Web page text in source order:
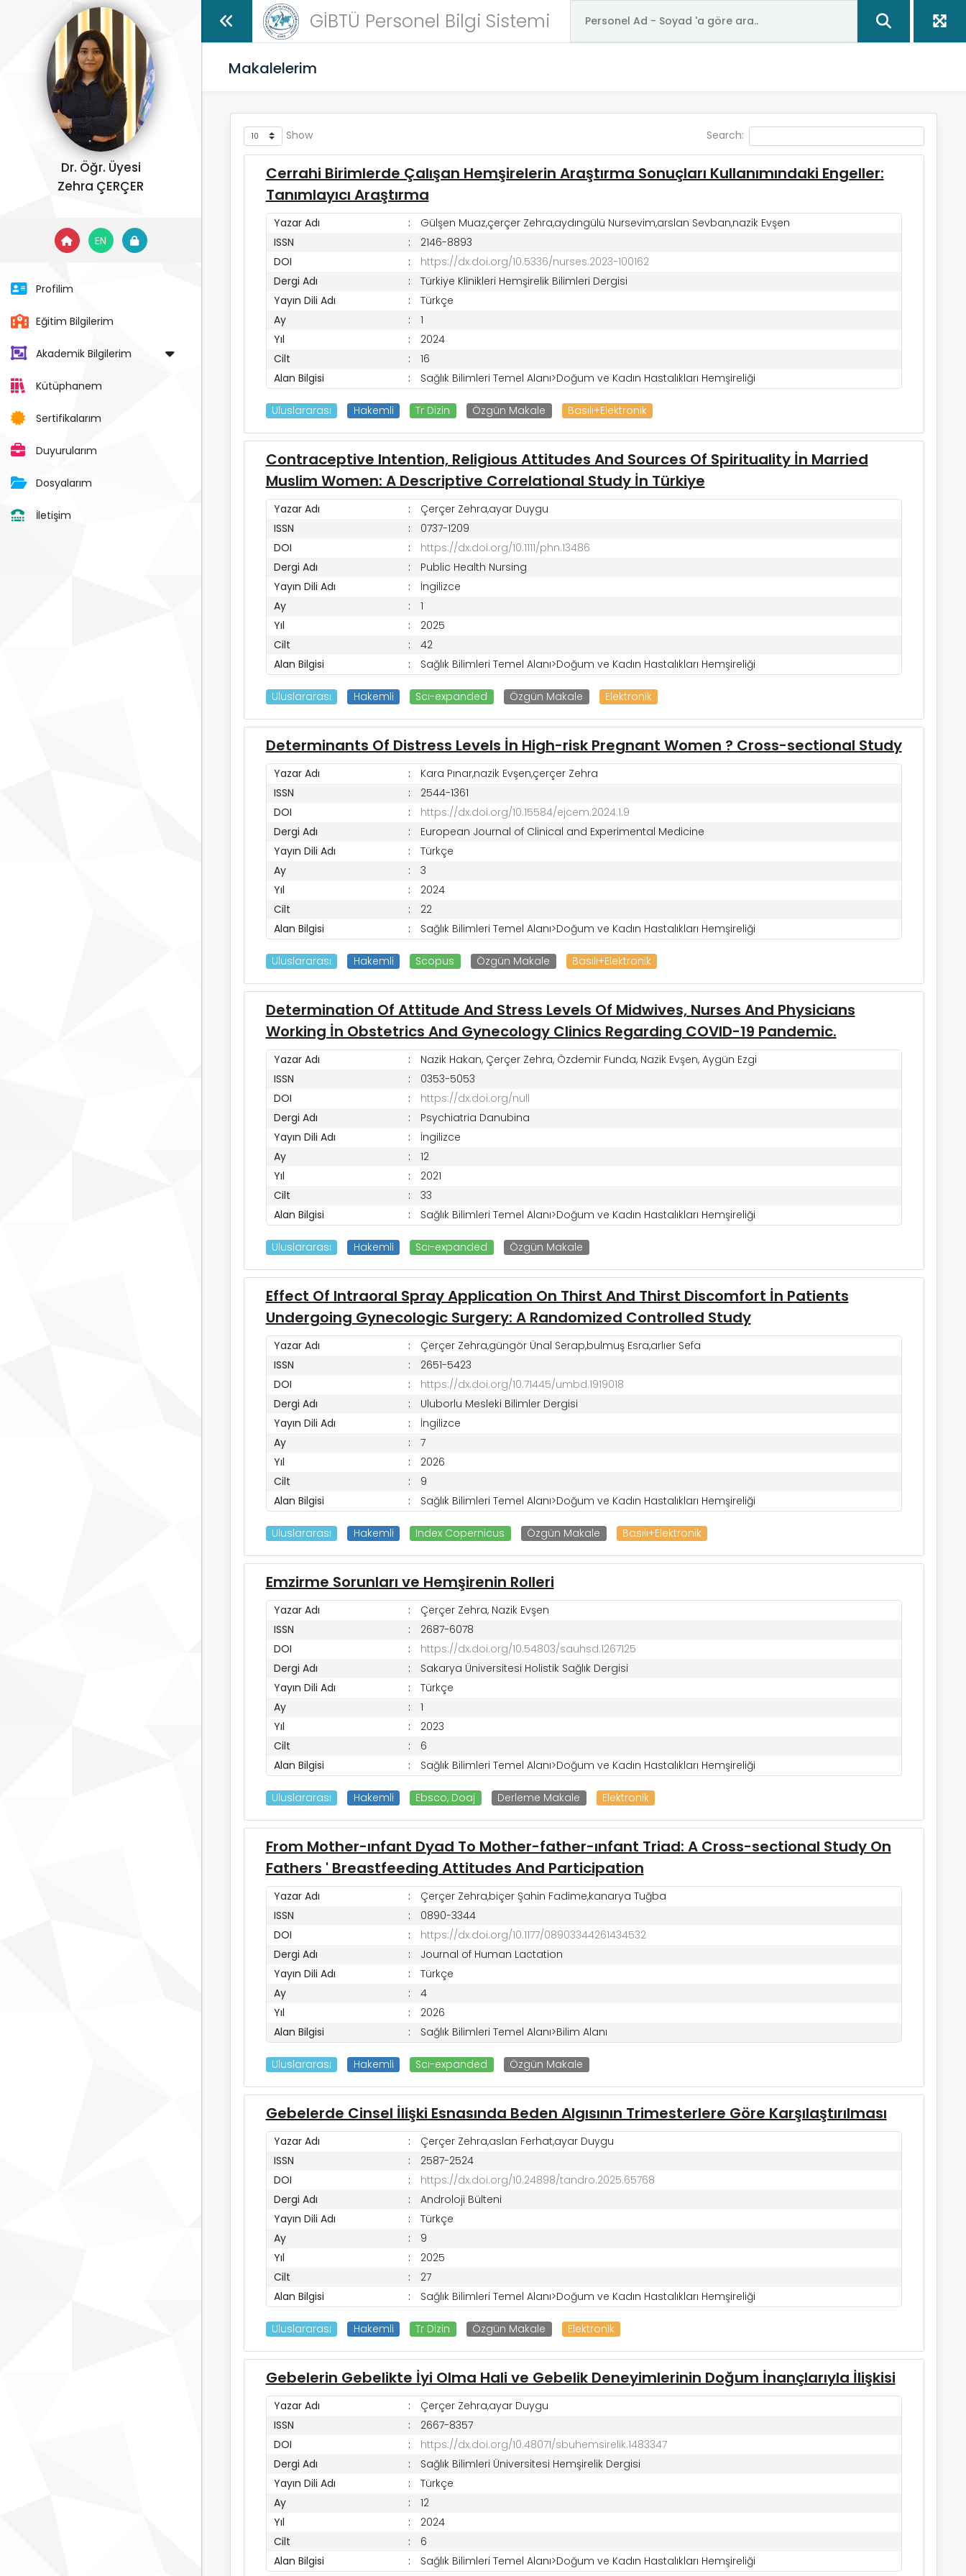
Dr. Öğr. Üyesi
Zehra ÇERÇER
EN
Profilim
Eğitim Bilgilerim
Akademik Bilgilerim
Kütüphanem
Sertifikalarım
Duyurularım
Dosyalarım
İletişim
GİBTÜ Personel Bilgi Sistemi
Makalelerim
Show Search:
Cerrahi Birimlerde Çalışan Hemşirelerin Araştırma Sonuçları Kullanımındaki Engeller:
Tanımlayıcı Araştırma
Yazar Adı
Gülşen Muaz,çerçer Zehra,aydıngülü Nursevim,arslan Sevban,nazik Evşen
ISSN
2146-8893
DOI
https://dx.doi.org/10.5336/nurses.2023-100162
Dergi Adı
Türkiye Klinikleri Hemşirelik Bilimleri Dergisi
Yayın Dili Adı
Türkçe
Ay
1
Yıl
2024
Cilt
16
Alan Bilgisi
Sağlık Bilimleri Temel Alanı>Doğum ve Kadın Hastalıkları Hemşireliği
Uluslararası Hakemli Tr Dizin Özgün Makale Basılı+Elektronik
Contraceptive Intention, Religious Attitudes And Sources Of Spirituality İn Married
Muslim Women: A Descriptive Correlational Study İn Türkiye
Yazar Adı
Çerçer Zehra,ayar Duygu
ISSN
0737-1209
DOI
https://dx.doi.org/10.1111/phn.13486
Dergi Adı
Public Health Nursing
Yayın Dili Adı
İngilizce
Ay
1
Yıl
2025
Cilt
42
Alan Bilgisi
Sağlık Bilimleri Temel Alanı>Doğum ve Kadın Hastalıkları Hemşireliği
Uluslararası Hakemli Scı-expanded Özgün Makale Elektronik
Determinants Of Distress Levels İn High-risk Pregnant Women ? Cross-sectional Study
Yazar Adı
Kara Pınar,nazik Evşen,çerçer Zehra
ISSN
2544-1361
DOI
https://dx.doi.org/10.15584/ejcem.2024.1.9
Dergi Adı
European Journal of Clinical and Experimental Medicine
Yayın Dili Adı
Türkçe
Ay
3
Yıl
2024
Cilt
22
Alan Bilgisi
Sağlık Bilimleri Temel Alanı>Doğum ve Kadın Hastalıkları Hemşireliği
Uluslararası Hakemli Scopus Özgün Makale Basılı+Elektronik
Determination Of Attitude And Stress Levels Of Midwives, Nurses And Physicians
Working İn Obstetrics And Gynecology Clinics Regarding COVID-19 Pandemic.
Yazar Adı
Nazik Hakan, Çerçer Zehra, Özdemir Funda, Nazik Evşen, Aygün Ezgi
ISSN
0353-5053
DOI
https://dx.doi.org/null
Dergi Adı
Psychiatria Danubina
Yayın Dili Adı
İngilizce
Ay
12
Yıl
2021
Cilt
33
Alan Bilgisi
Sağlık Bilimleri Temel Alanı>Doğum ve Kadın Hastalıkları Hemşireliği
Uluslararası Hakemli Scı-expanded Özgün Makale
Effect Of Intraoral Spray Application On Thirst And Thirst Discomfort İn Patients
Undergoing Gynecologic Surgery: A Randomized Controlled Study
Yazar Adı
Çerçer Zehra,güngör Ünal Serap,bulmuş Esra,arlıer Sefa
ISSN
2651-5423
DOI
https://dx.doi.org/10.71445/umbd.1919018
Dergi Adı
Uluborlu Mesleki Bilimler Dergisi
Yayın Dili Adı
İngilizce
Ay
7
Yıl
2026
Cilt
9
Alan Bilgisi
Sağlık Bilimleri Temel Alanı>Doğum ve Kadın Hastalıkları Hemşireliği
Uluslararası Hakemli Index Copernicus Özgün Makale Basılı+Elektronik
Emzirme Sorunları ve Hemşirenin Rolleri
Yazar Adı
Çerçer Zehra, Nazik Evşen
ISSN
2687-6078
DOI
https://dx.doi.org/10.54803/sauhsd.1267125
Dergi Adı
Sakarya Üniversitesi Holistik Sağlık Dergisi
Yayın Dili Adı
Türkçe
Ay
1
Yıl
2023
Cilt
6
Alan Bilgisi
Sağlık Bilimleri Temel Alanı>Doğum ve Kadın Hastalıkları Hemşireliği
Uluslararası Hakemli Ebsco, Doaj Derleme Makale Elektronik
From Mother-ınfant Dyad To Mother-father-ınfant Triad: A Cross-sectional Study On
Fathers ' Breastfeeding Attitudes And Participation
Yazar Adı
Çerçer Zehra,biçer Şahin Fadime,kanarya Tuğba
ISSN
0890-3344
DOI
https://dx.doi.org/10.1177/08903344261434532
Dergi Adı
Journal of Human Lactation
Yayın Dili Adı
Türkçe
Ay
4
Yıl
2026
Alan Bilgisi
Sağlık Bilimleri Temel Alanı>Bilim Alanı
Uluslararası Hakemli Scı-expanded Özgün Makale
Gebelerde Cinsel İlişki Esnasında Beden Algısının Trimesterlere Göre Karşılaştırılması
Yazar Adı
Çerçer Zehra,aslan Ferhat,ayar Duygu
ISSN
2587-2524
DOI
https://dx.doi.org/10.24898/tandro.2025.65768
Dergi Adı
Androloji Bülteni
Yayın Dili Adı
Türkçe
Ay
9
Yıl
2025
Cilt
27
Alan Bilgisi
Sağlık Bilimleri Temel Alanı>Doğum ve Kadın Hastalıkları Hemşireliği
Uluslararası Hakemli Tr Dizin Özgün Makale Elektronik
Gebelerin Gebelikte İyi Olma Hali ve Gebelik Deneyimlerinin Doğum İnançlarıyla İlişkisi
Yazar Adı
Çerçer Zehra,ayar Duygu
ISSN
2667-8357
DOI
https://dx.doi.org/10.48071/sbuhemsirelik.1483347
Dergi Adı
Sağlık Bilimleri Üniversitesi Hemşirelik Dergisi
Yayın Dili Adı
Türkçe
Ay
12
Yıl
2024
Cilt
6
Alan Bilgisi
Sağlık Bilimleri Temel Alanı>Doğum ve Kadın Hastalıkları Hemşireliği